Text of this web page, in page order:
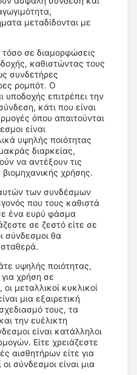
μεταδίδονται με
τόσο σε διαμορφώσεις
καθιστώντας τους
συνδετήρες
ρομπότ. Ο
επιτρέπει την
κάτι που είναι
όπου απαιτούνται
είναι
υψηλής ποιότητας
διαρκείας,
να αντέξουν τις
χρήσης.
των συνδέσμων
που τους καθιστά
ένα ευρύ φάσμα
σε ζεστό είτε σε
σύνδεσμοι θα
σταθερά.
υψηλής ποιότητας,
χρήση σε
μεταλλικοί κυκλικοί
μια εξαιρετική
τους, τα
την ευέλικτη
είναι κατάλληλοι
Είτε χρειάζεστε
αισθητήρων είτε για
σύνδεσμοι είναι μια